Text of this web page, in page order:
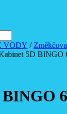
VODY /
5D BINGO